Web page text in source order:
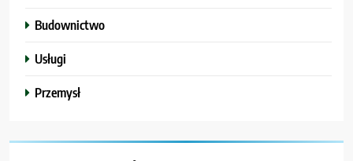
Budownictwo
Usługi
Przemysł